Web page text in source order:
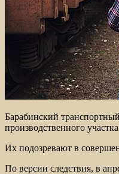
Барабинский
производственного
Их подозревают в
По версии следствия, в